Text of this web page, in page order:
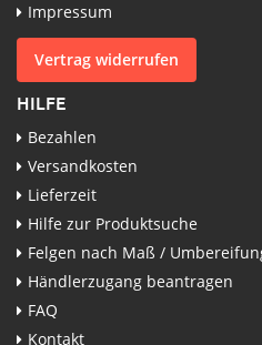
Impressum
Vertrag widerrufen
HILFE
Bezahlen
Versandkosten
Lieferzeit
Hilfe zur Produktsuche
Felgen nach Maß /
Händlerzugang beantragen
FAQ
Kontakt